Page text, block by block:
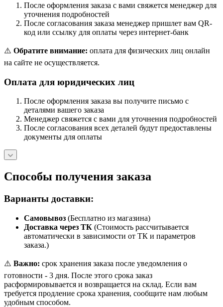
После оформления заказа с вами свяжется менеджер для
уточнения подробностей
После согласования заказа менеджер пришлет вам QR-
код или ссылку для оплаты через интернет-банк
⚠️ Обратите внимание: оплата для физических лиц онлайн
на сайте не осуществляется.
Оплата для юридических лиц
После оформления заказа вы получите письмо с
деталями вашего заказа
Менеджер свяжется с вами для уточнения подробностей
После согласования всех деталей будут предоставлены
документы для оплаты
Способы получения заказа
Варианты доставки:
Самовывоз (Бесплатно из магазина)
Доставка через ТК (Стоимость рассчитывается
автоматически в зависимости от ТК и параметров
заказа.)
⚠️ Важно: срок хранения заказа после уведомления о
готовности - 3 дня. После этого срока заказ
расформировывается и возвращается на склад. Если вам
требуется продление срока хранения, сообщите нам любым
удобным способом.